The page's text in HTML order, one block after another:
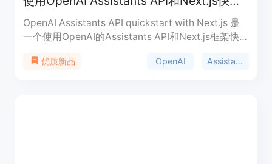
OpenAI Assistants API quickstart with Next.js 是
一个使用OpenAI的Assistants API和Next.js框架快
码解释器和文件搜索等高级功能，旨在展示如何在
优质新品 OpenAI Assistants API